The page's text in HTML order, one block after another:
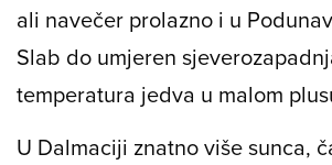
ali navečer prolazno i u
Slab do umjeren
temperatura jedva u malom
U Dalmaciji znatno više sunca,